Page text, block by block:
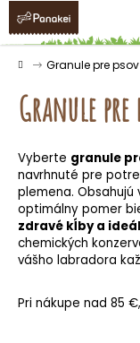
Prejsť
obsah
Domov
Granule pre psov
Granule
Vyberte granule
navrhnuté pre
plemena. Obsahujú
optimálny pomer
zdravé kĺby a
chemických
vášho labradora
Pri nákupe nad 85 €,
K
o Späť
Späť
Č
o
p
o
t
e